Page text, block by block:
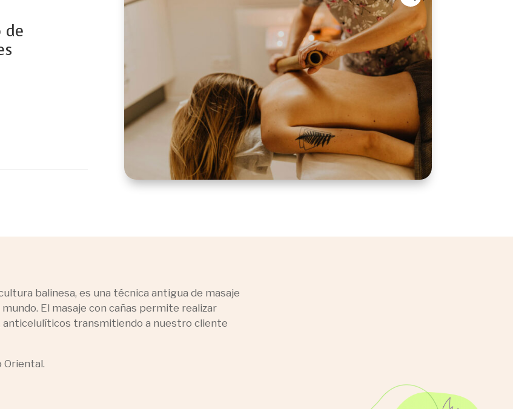
de
balinesa, es una técnica antigua de masaje
El masaje con cañas permite realizar
transmitiendo a nuestro cliente